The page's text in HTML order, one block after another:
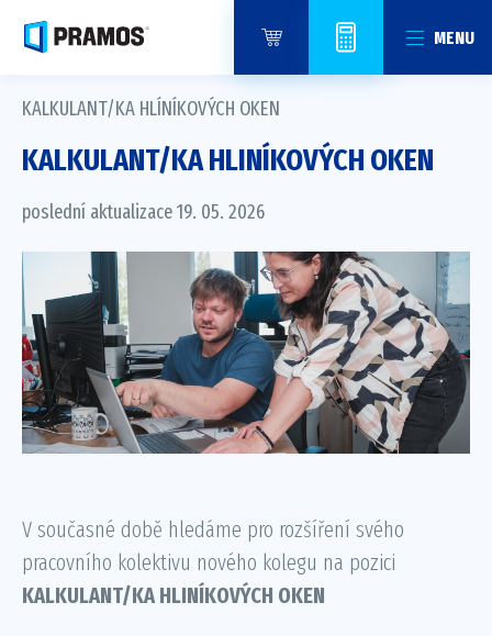
MENU
KALKULANT/KA HLÍNÍKOVÝCH OKEN
KALKULANT/KA HLINÍKOVÝCH OKEN
poslední aktualizace 19. 05. 2026
V současné době hledáme pro rozšíření svého
pracovního kolektivu nového kolegu na pozici
KALKULANT/KA HLINÍKOVÝCH OKEN